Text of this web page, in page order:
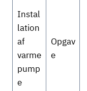
Instal
lation
af
varme
pump
e
Opgav
e